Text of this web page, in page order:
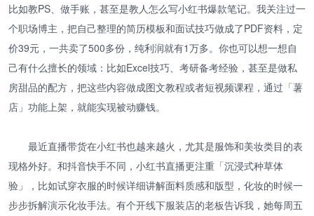
比如教PS、做手账，甚至是教人怎么写小红书爆款笔记。我关注过一
个职场博主，把自己整理的简历模板和面试技巧做成了PDF资料，定
价39元，一共卖了500多份，纯利润就有1万多。你也可以想一想自
己有什么擅长的领域：比如Excel技巧、考研备考经验，甚至是做私
房甜品的配方，把这些内容做成图文教程或者短视频课程，通过「薯
店」功能上架，就能实现被动赚钱。
最近直播带货在小红书也越来越火，尤其是服饰和美妆类目的表
现格外好。和抖音快手不同，小红书直播更注重「沉浸式种草体
验」，比如试穿衣服的时候详细讲解面料质感和版型，化妆的时候一
步步拆解演示化妆手法。有个开线下服装店的老板告诉我，她每周五